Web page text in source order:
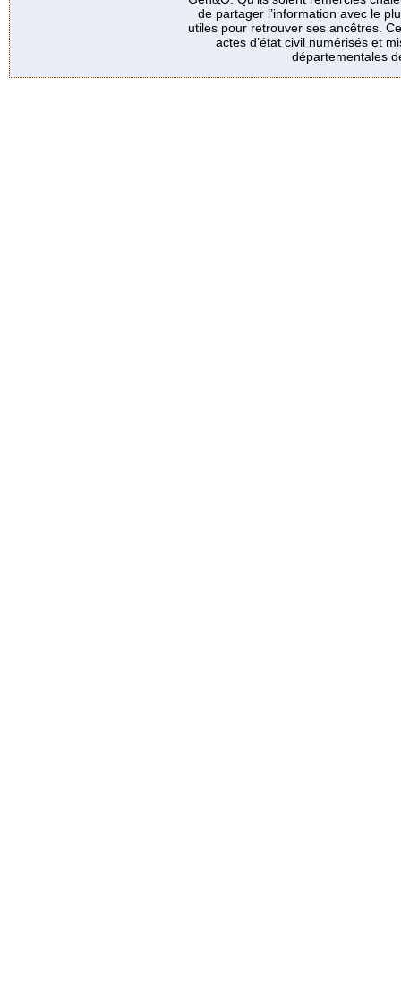
de partager l’information avec le
utiles pour retrouver ses ancêtres.
actes d’état civil numérisés et
départementales